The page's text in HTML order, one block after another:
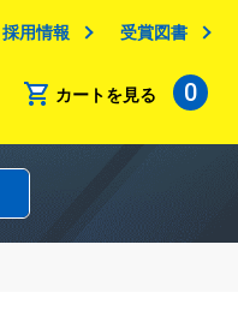
採用情報 受賞図書
カートを見る 0